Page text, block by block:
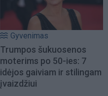
Gyvenimas
Trumpos šukuosenos
moterims po 50-ies: 7
idėjos gaiviam ir stilingam
įvaizdžiui